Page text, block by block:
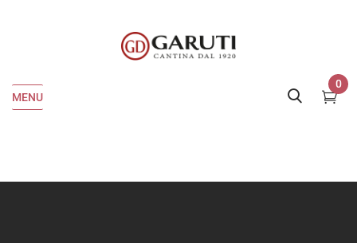
MENU
0